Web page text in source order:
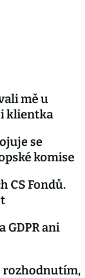
mě u
klientka
se
komise
CS Fondů.
GDPR ani
rozhodnutím,